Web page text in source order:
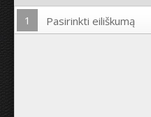
Įkelti
1 Pasirinkti eiliškumą